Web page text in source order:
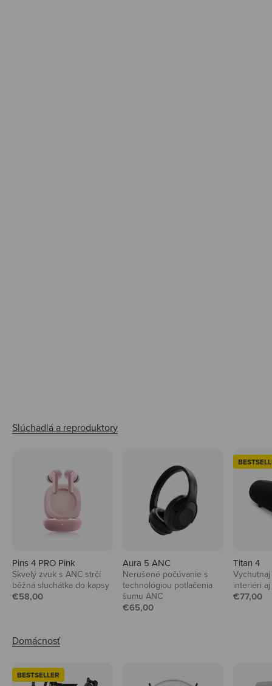
Pins 4 PRO Pink
Skvelý zvuk s ANC strčí
běžná sluchátka do kapsy
Predajná cena
€58,00
Aura 5 ANC
Nerušené počúvanie s
technológiou potlačenia
šumu ANC
Predajná cena
€65,00
Titan 4
interiéri
Predajná
€77,00
BESTSELLER